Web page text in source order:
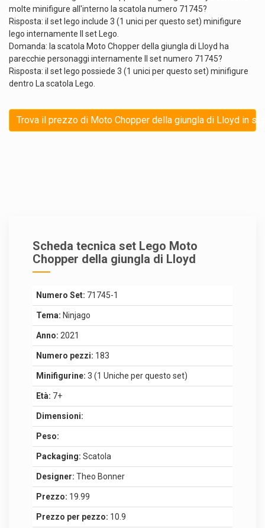
molte minifigure all'interno la scatola numero 71745?
Risposta: il set lego include 3 (1 unici per questo set) minifigure
lego internamente Il set Lego.
Domanda: la scatola Moto Chopper della giungla di Lloyd ha
parecchie personaggi internamente Il set numero 71745?
Risposta: il set lego possiede 3 (1 unici per questo set) minifigure
dentro La scatola Lego.
Trova il prezzo di Moto Chopper della giungla di Lloyd in
Scheda tecnica set Lego Moto
Chopper della giungla di Lloyd
Numero Set: 71745-1
Tema: Ninjago
Anno: 2021
Numero pezzi: 183
Minifigurine: 3 (1 Uniche per questo set)
Età: 7+
Dimensioni:
Peso:
Packaging: Scatola
Designer: Theo Bonner
Prezzo: 19.99
Prezzo per pezzo: 10.9